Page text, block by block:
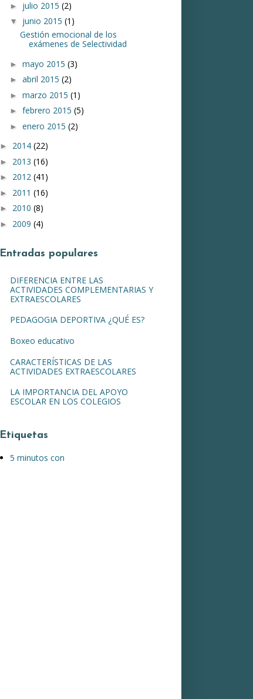
► julio 2015 (2)
▼ junio 2015 (1)
Gestión emocional de los
exámenes de Selectividad
► mayo 2015 (3)
► abril 2015 (2)
► marzo 2015 (1)
► febrero 2015 (5)
► enero 2015 (2)
► 2014 (22)
► 2013 (16)
► 2012 (41)
► 2011 (16)
► 2010 (8)
► 2009 (4)
Entradas populares
DIFERENCIA ENTRE LAS
ACTIVIDADES COMPLEMENTARIAS Y
EXTRAESCOLARES
PEDAGOGIA DEPORTIVA ¿QUÉ ES?
Boxeo educativo
CARACTERÍSTICAS DE LAS
ACTIVIDADES EXTRAESCOLARES
LA IMPORTANCIA DEL APOYO
ESCOLAR EN LOS COLEGIOS
Etiquetas
5 minutos con